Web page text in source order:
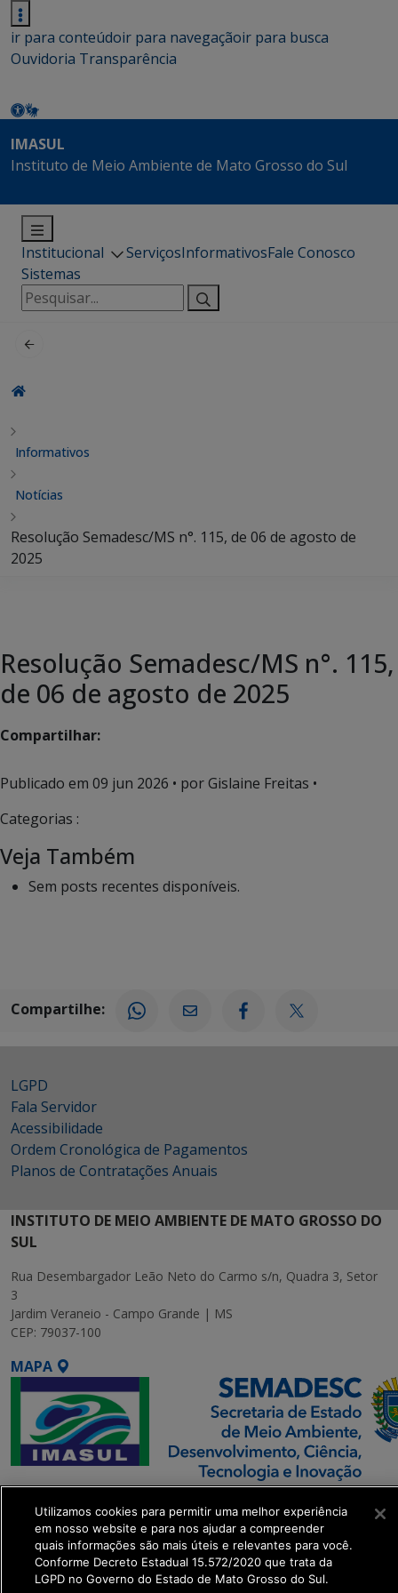
ir para conteúdoir para navegaçãoir para busca
Ouvidoria Transparência
IMASUL
Instituto de Meio Ambiente de Mato Grosso do Sul
Institucional ServiçosInformativosFale Conosco
Sistemas
Pesquisar
por:
Informativos
Notícias
Resolução Semadesc/MS n°. 115, de 06 de agosto de
2025
Resolução Semadesc/MS n°. 115,
de 06 de agosto de 2025
Compartilhar:
Publicado em 09 jun 2026 • por Gislaine Freitas •
Categorias :
Veja Também
Sem posts recentes disponíveis.
Compartilhe:
LGPD
Fala Servidor
Acessibilidade
Ordem Cronológica de Pagamentos
Planos de Contratações Anuais
INSTITUTO DE MEIO AMBIENTE DE MATO GROSSO DO
SUL
Rua Desembargador Leão Neto do Carmo s/n, Quadra 3, Setor
3
Jardim Veraneio - Campo Grande | MS
CEP: 79037-100
MAPA
SETDIG | Secretaria-
Executiva de
Transformação Digital
Utilizamos cookies para permitir uma melhor experiência
em nosso website e para nos ajudar a compreender
quais informações são mais úteis e relevantes para você.
Conforme Decreto Estadual 15.572/2020 que trata da
LGPD no Governo do Estado de Mato Grosso do Sul.